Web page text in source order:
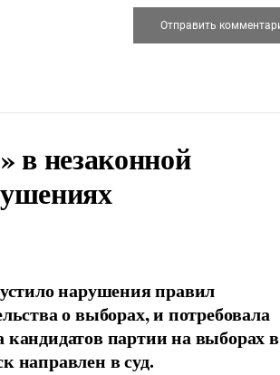
в незаконной
нарушения правил
о выборах, и потребовала
партии на выборах в
направлен в суд.